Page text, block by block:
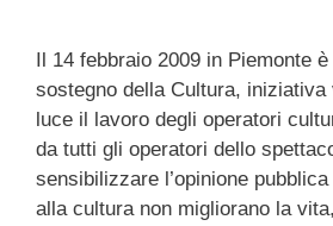
Il 14 febbraio 2009 in Piemonte
sostegno della Cultura,
luce il lavoro degli operatori
da tutti gli operatori dello
sensibilizzare l’opinione
alla cultura non migliorano la